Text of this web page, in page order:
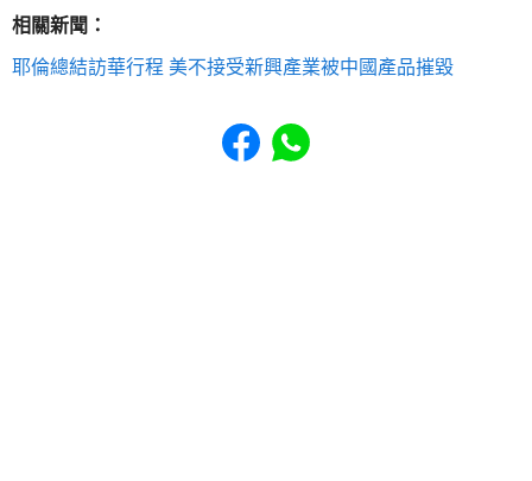
相關新聞：
耶倫總結訪華行程 美不接受新興產業被中國產品摧毀
Share to Facebook
Share to WhatsApp